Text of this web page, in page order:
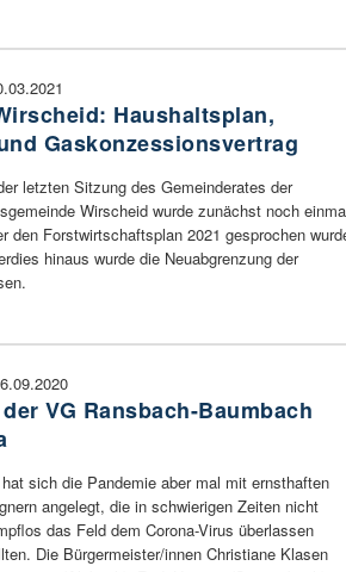
Haushaltsplan,
Gaskonzessionsvertrag
letzten Sitzung des Gemeinderates der
Wirscheid wurde zunächst noch
den Forstwirtschaftsplan 2021 gesprochen
hinaus wurde die Neuabgrenzung der
VG Ransbach-Baumbach
sich die Pandemie aber mal mit ernsthaften
angelegt, die in schwierigen Zeiten nicht
das Feld dem Corona-Virus überlassen
Die Bürgermeister/innen Christiane Klasen